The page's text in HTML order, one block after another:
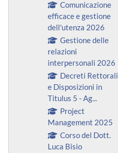
Comunicazione
efficace e gestione
dell'utenza 2026
Gestione delle
relazioni
interpersonali 2026
Decreti Rettorali
e Disposizioni in
Titulus 5 - Ag...
Project
Management 2025
Corso del Dott.
Luca Bisio